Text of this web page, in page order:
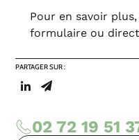
Pour en savoir
formulaire ou
PARTAGER SUR :
02 72 19 51